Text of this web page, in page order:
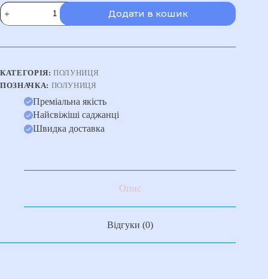
Полуниця
"Хоней"
(сорт
)
10
шт
одного
кількість
Додати в кошик
КАТЕГОРІЯ:ПОЛУНИЦЯ
ПОЗНАЧКА: ПОЛУНИЦЯ
Преміальна якість
Найсвіжіші саджанці
Швидка доставка
Опис
Відгуки (0)